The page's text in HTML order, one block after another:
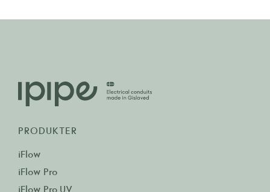
PRODUKTER
iFlow
iFlow Pro
iFlow Pro UV